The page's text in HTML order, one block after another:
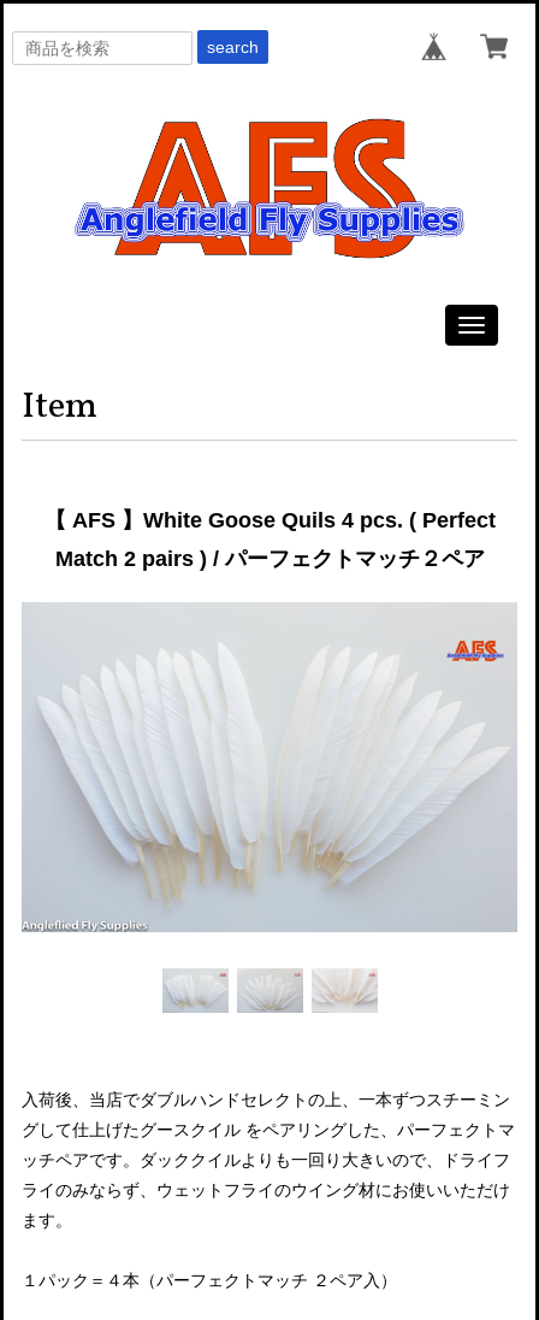
search
Toggle
Item
【 AFS 】White Goose Quils 4 pcs. ( Perfect
Match 2 pairs ) / パーフェクトマッチ２ペア
入荷後、当店でダブルハンドセレクトの上、一本ずつスチーミン
グして仕上げたグースクイル をペアリングした、パーフェクトマ
ッチペアです。ダッククイルよりも一回り大きいので、ドライフ
ライのみならず、ウェットフライのウイング材にお使いいただけ
ます。
１パック＝４本（パーフェクトマッチ ２ペア入）